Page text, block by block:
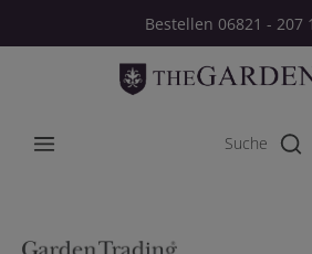
Zum Hauptinhalt springen
Bestellen 06821 - 207